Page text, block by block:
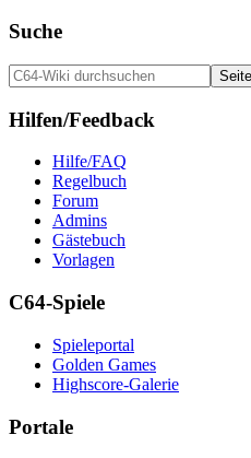
Suche
Hilfen/Feedback
Hilfe/FAQ
Regelbuch
Forum
Admins
Gästebuch
Vorlagen
C64-Spiele
Spieleportal
Golden Games
Highscore-Galerie
Portale